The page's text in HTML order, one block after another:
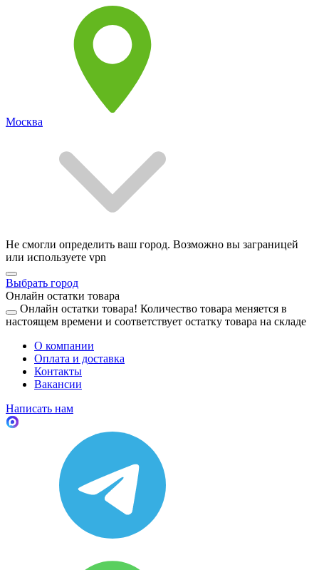
Москва
Не смогли определить ваш город. Возможно вы заграницей
или используете vpn
Выбрать город
Онлайн остатки товара
Онлайн остатки товара! Количество товара меняется в
настоящем времени и соответствует остатку товара на складе
О компании
Оплата и доставка
Контакты
Вакансии
Написать нам